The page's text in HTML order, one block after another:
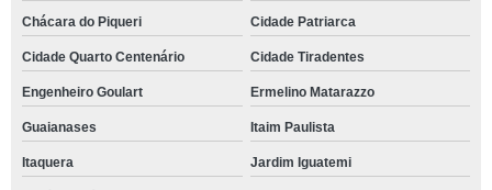
Chácara do Piqueri Cidade Patriarca
Cidade Quarto Centenário Cidade Tiradentes
Engenheiro Goulart Ermelino Matarazzo
Guaianases Itaim Paulista
Itaquera Jardim Iguatemi